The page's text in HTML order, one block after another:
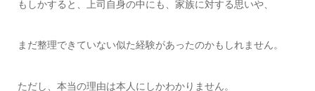
もしかすると、上司自身の中にも、家族に対する思いや、
まだ整理できていない似た経験があったのかもしれません。
ただし、本当の理由は本人にしかわかりません。